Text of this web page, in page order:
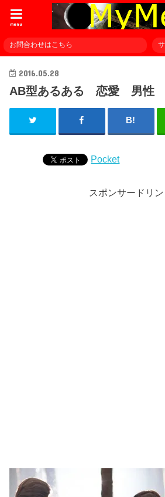
menu
お問合わせはこちら
2016.05.28
AB型あるある 恋愛 男性
Pocket
スポンサードリン